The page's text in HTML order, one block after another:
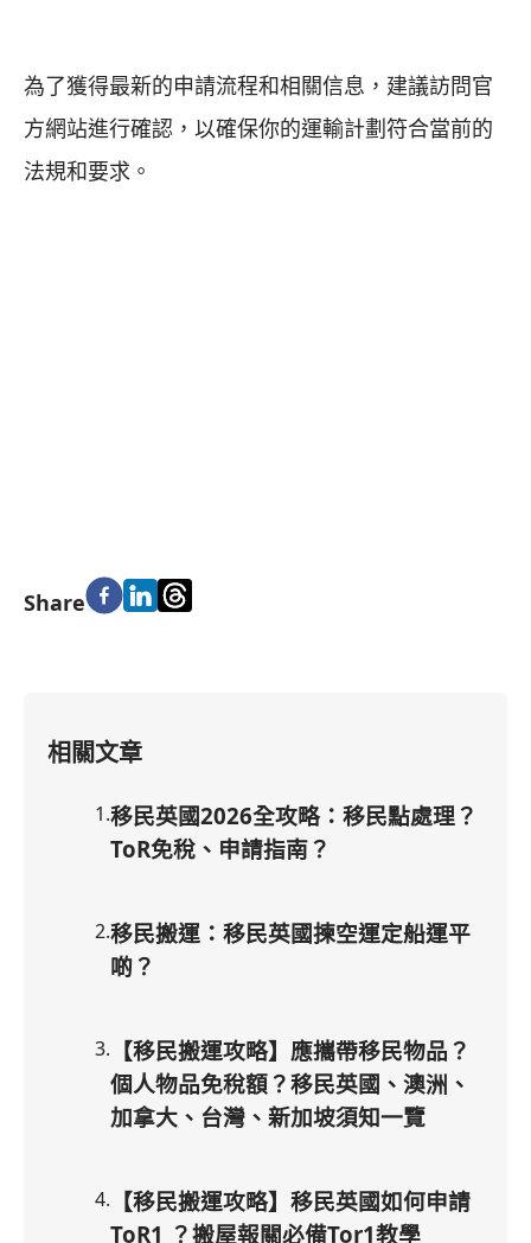
為了獲得最新的申請流程和相關信息，建議訪問官
方網站進行確認，以確保你的運輸計劃符合當前的
法規和要求。
Share
相關文章
1.移民英國2026全攻略：移民點處理？
ToR免稅、申請指南？
2.移民搬運：移民英國揀空運定船運平
啲？
3. 【移民搬運攻略】應攜帶移民物品？
個人物品免稅額？移民英國、澳洲、
加拿大、台灣、新加坡須知一覽
4. 【移民搬運攻略】移民英國如何申請
ToR1 ？搬屋報關必備Tor1教學